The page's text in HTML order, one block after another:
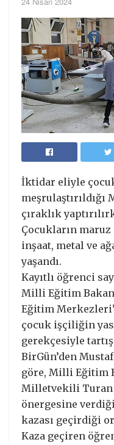
İktidar eliyle
meşrulaştırıldığı
çıraklık
Çocukların maruz
inşaat, metal ve
yaşandı.
Kayıtlı öğrenci
Milli Eğitim
Eğitim
çocuk işçiliğin
gerekçesiyle
BirGün’den
göre, Milli Eğitim
Milletvekili Turan
önergesine
kazası geçirdiği
Kaza geçiren